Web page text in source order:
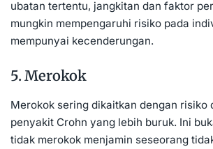
ubatan tertentu, jangkitan dan faktor
mungkin mempengaruhi risiko pada
mempunyai kecenderungan.
5. Merokok
Merokok sering dikaitkan dengan risiko
penyakit Crohn yang lebih buruk. Ini
tidak merokok menjamin seseorang